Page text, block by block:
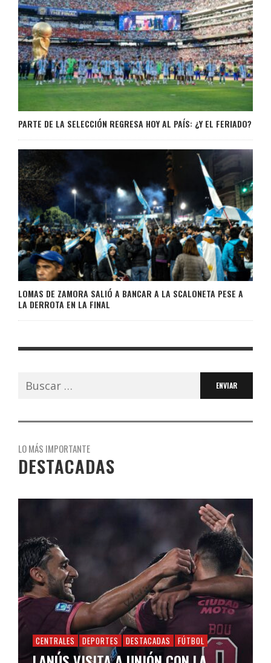
PARTE DE LA SELECCIÓN REGRESA HOY AL PAÍS: ¿Y EL FERIADO?
LOMAS DE ZAMORA SALIÓ A BANCAR A LA SCALONETA PESE A
LA DERROTA EN LA FINAL
Buscar:
LO MÁS IMPORTANTE
DESTACADAS
CENTRALES DEPORTES DESTACADAS FÚTBOL